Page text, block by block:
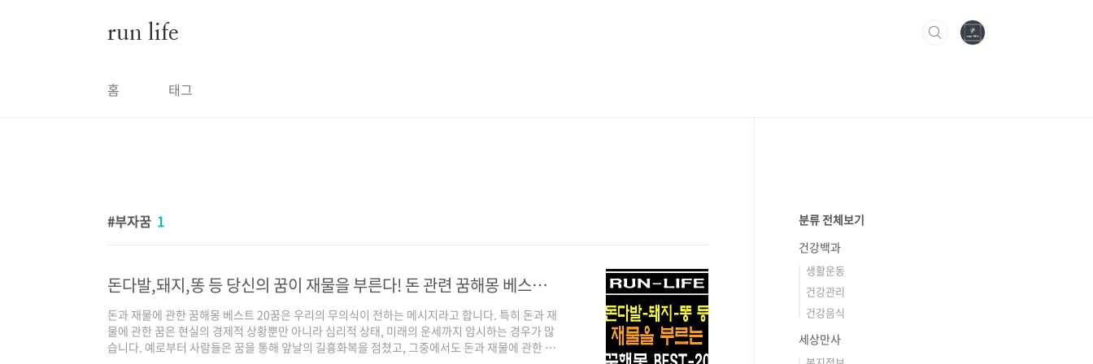
run life
홈 태그
부자꿈 1
돈다발,돼지,똥 등 당신의 꿈이 재물을 부른다! 돈 관련 꿈해몽 베스트 20
돈과 재물에 관한 꿈해몽 베스트 20꿈은 우리의 무의식이 전하는 메시지라고 합니다. 특히 돈과 재
물에 관한 꿈은 현실의 경제적 상황뿐만 아니라 심리적 상태, 미래의 운세까지 암시하는 경우가 많
습니다. 예로부터 사람들은 꿈을 통해 앞날의 길흉화복을 점쳤고, 그중에서도 돈과 재물에 관한 꿈
분류 전체보기
건강백과
생활운동
건강관리
건강음식
세상만사